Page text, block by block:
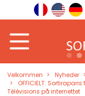
Velkommen Nyheder
OFFICIELT:
Télévisions på internettet